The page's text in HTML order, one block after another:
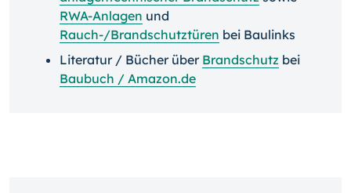
RWA-Anlagen und
Rauch-/Brandschutztüren bei Baulinks
Literatur / Bücher über Brandschutz bei
Baubuch / Amazon.de